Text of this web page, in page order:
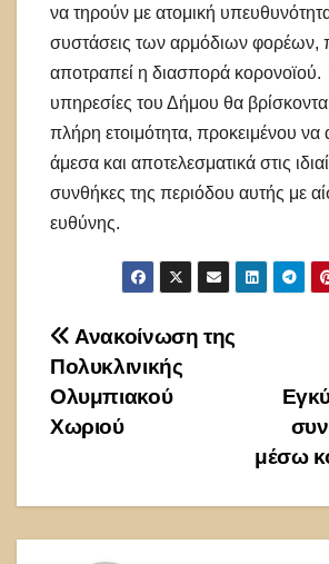
να τηρούν με ατομική
συστάσεις των αρμόδιων φορέων,
αποτραπεί η διασπορά κορονοϊού.
υπηρεσίες του Δήμου θα
πλήρη ετοιμότητα, προκειμένου να
άμεσα και αποτελεσματικά στις
συνθήκες της περιόδου αυτής με
ευθύνης.
Πλοήγηση
άρθρων
μέσω
Ανακοίνωση της
Πολυκλινικής
Ολυμπιακού
Χωριού